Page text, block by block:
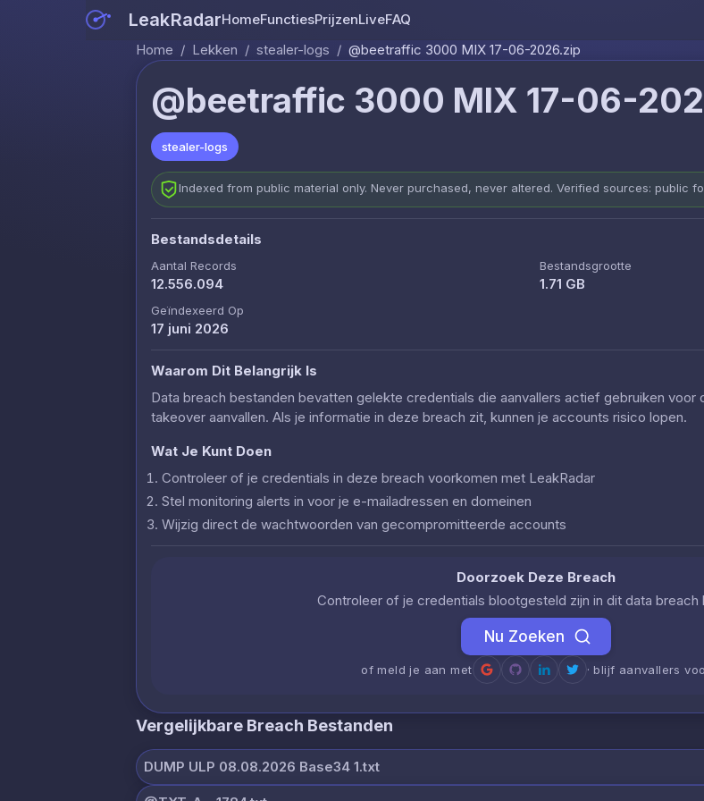
LeakRadarHomeFunctiesPrijzenLiveFAQ
Home / Lekken / stealer-logs / @beetraffic 3000 MIX 17-06-2026.zip
@beetraffic 3000 MIX 17-06-
stealer-logs
Indexed from public material only. Never purchased, never altered. Verified sources: public
Bestandsdetails
Aantal Records
12.556.094
Bestandsgrootte
1.71 GB
Geïndexeerd Op
17 juni 2026
Waarom Dit Belangrijk Is
Data breach bestanden bevatten gelekte credentials die aanvallers actief gebruiken
takeover aanvallen. Als je informatie in deze breach zit, kunnen je accounts risico lopen.
Wat Je Kunt Doen
Controleer of je credentials in deze breach voorkomen met LeakRadar
Stel monitoring alerts in voor je e-mailadressen en domeinen
Wijzig direct de wachtwoorden van gecompromitteerde accounts
Doorzoek Deze Breach
Controleer of je credentials blootgesteld zijn in dit data breach
Nu Zoeken
of meld je aan met · blijf aanvallers
Vergelijkbare Breach Bestanden
DUMP ULP 08.08.2026 Base34 1.txt